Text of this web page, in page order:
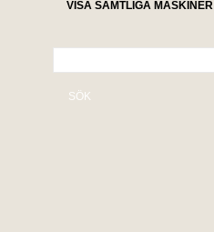
VISA SAMTLIGA MASKINER
SÖK